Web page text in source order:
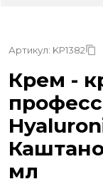
Артикул: KP1382
Крем -
мл